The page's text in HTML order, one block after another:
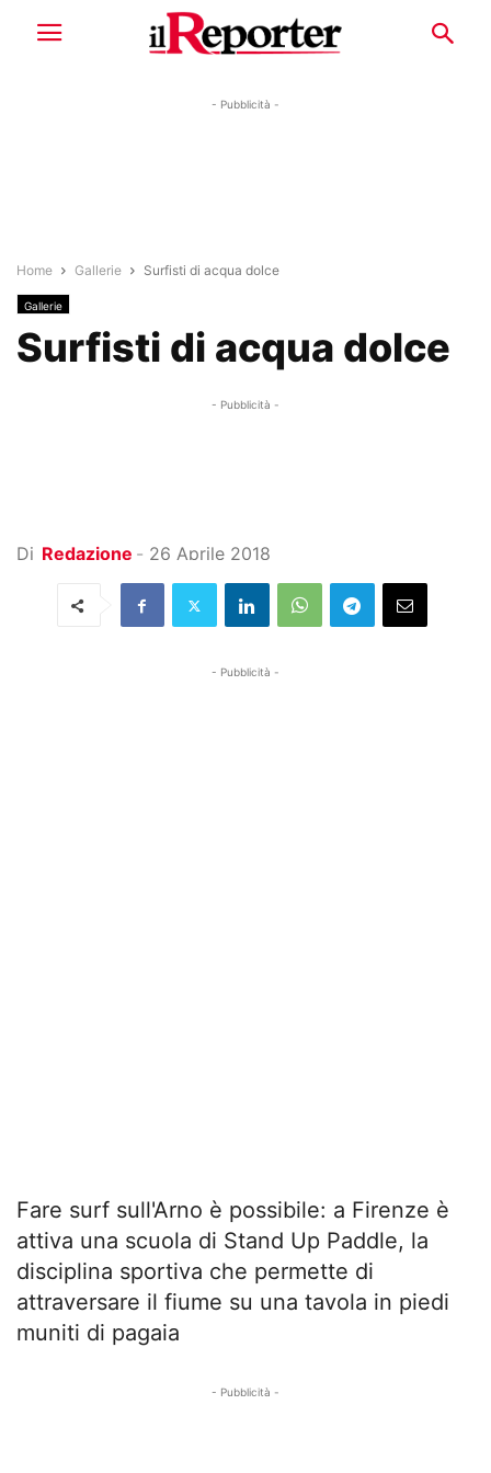
- Pubblicità -
Home Gallerie Surfisti di acqua dolce
Gallerie
Surfisti di acqua dolce
- Pubblicità -
Di Redazione - 26 Aprile 2018
- Pubblicità -
Fare surf sull'Arno è possibile: a Firenze è
attiva una scuola di Stand Up Paddle, la
disciplina sportiva che permette di
attraversare il fiume su una tavola in piedi
muniti di pagaia
- Pubblicità -